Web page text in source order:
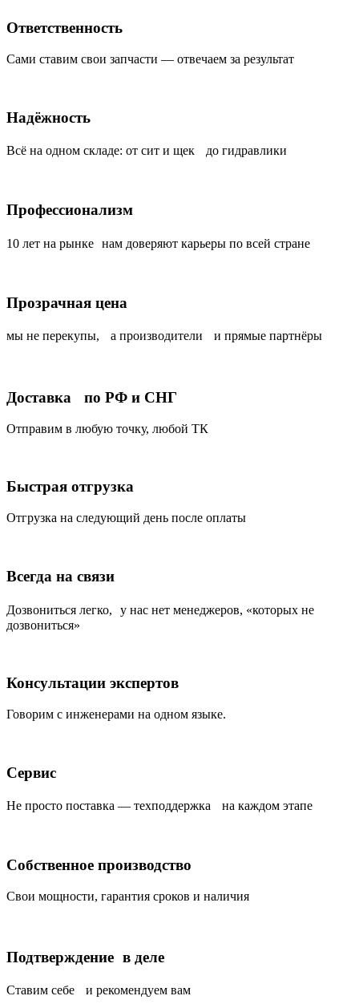
Ответственность
Сами ставим свои запчасти — отвечаем за результат
Надёжность
Всё на одном складе: от сит и щек до гидравлики
Профессионализм
10 лет на рынке нам доверяют карьеры по всей стране
Прозрачная цена
мы не перекупы, а производители и прямые партнёры
Доставка по РФ и СНГ
Отправим в любую точку, любой ТК
Быстрая отгрузка
Отгрузка на следующий день после оплаты
Всегда на связи
Дозвониться легко, у нас нет менеджеров, «которых не
дозвониться»
Консультации экспертов
Говорим с инженерами на одном языке.
Сервис
Не просто поставка — техподдержка на каждом этапе
Собственное производство
Свои мощности, гарантия сроков и наличия
Подтверждение в деле
Ставим себе и рекомендуем вам